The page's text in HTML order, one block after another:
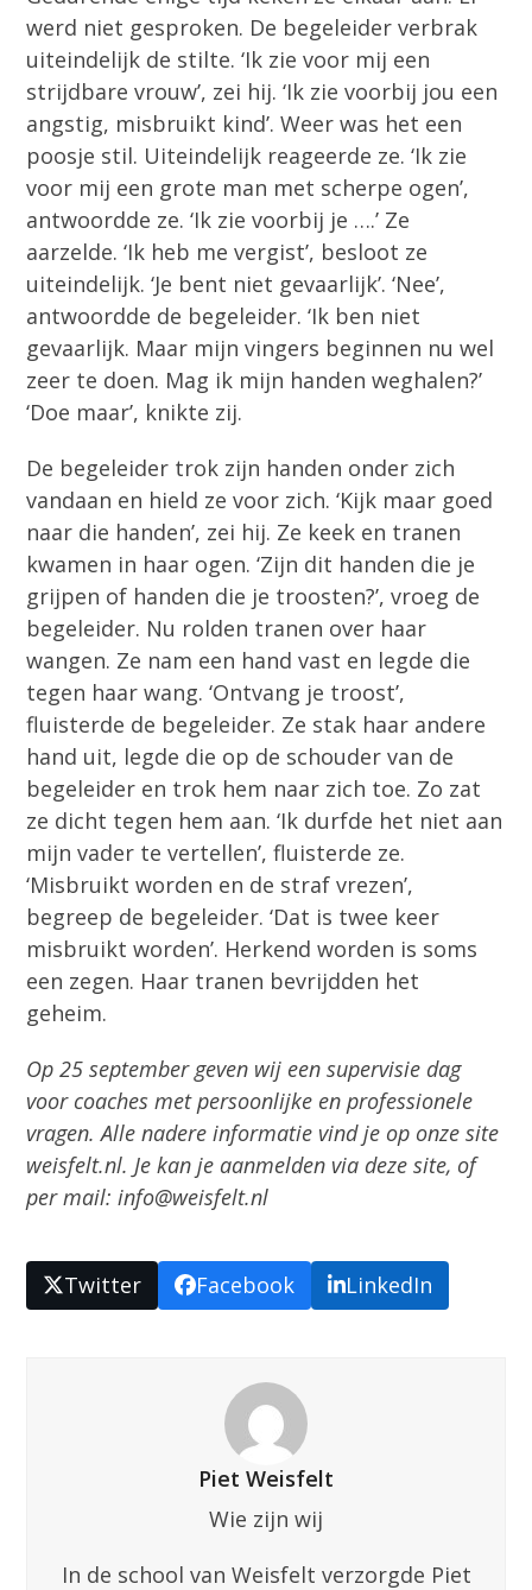
werd niet gesproken. De begeleider verbrak
uiteindelijk de stilte. ‘Ik zie voor mij een
strijdbare vrouw’, zei hij. ‘Ik zie voorbij jou een
angstig, misbruikt kind’. Weer was het een
poosje stil. Uiteindelijk reageerde ze. ‘Ik zie
voor mij een grote man met scherpe ogen’,
antwoordde ze. ‘Ik zie voorbij je ….’ Ze
aarzelde. ‘Ik heb me vergist’, besloot ze
uiteindelijk. ‘Je bent niet gevaarlijk’. ‘Nee’,
antwoordde de begeleider. ‘Ik ben niet
gevaarlijk. Maar mijn vingers beginnen nu wel
zeer te doen. Mag ik mijn handen weghalen?’
‘Doe maar’, knikte zij.
De begeleider trok zijn handen onder zich
vandaan en hield ze voor zich. ‘Kijk maar goed
naar die handen’, zei hij. Ze keek en tranen
kwamen in haar ogen. ‘Zijn dit handen die je
grijpen of handen die je troosten?’, vroeg de
begeleider. Nu rolden tranen over haar
wangen. Ze nam een hand vast en legde die
tegen haar wang. ‘Ontvang je troost’,
fluisterde de begeleider. Ze stak haar andere
hand uit, legde die op de schouder van de
begeleider en trok hem naar zich toe. Zo zat
ze dicht tegen hem aan. ‘Ik durfde het niet aan
mijn vader te vertellen’, fluisterde ze.
‘Misbruikt worden en de straf vrezen’,
begreep de begeleider. ‘Dat is twee keer
misbruikt worden’. Herkend worden is soms
een zegen. Haar tranen bevrijdden het
geheim.
Op 25 september geven wij een supervisie dag
voor coaches met persoonlijke en professionele
vragen. Alle nadere informatie vind je op onze site
weisfelt.nl. Je kan je aanmelden via deze site, of
per mail: info@weisfelt.nl
Twitter Facebook LinkedIn
Piet Weisfelt
Wie zijn wij
In de school van Weisfelt verzorgde Piet